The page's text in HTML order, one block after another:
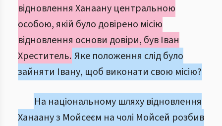
відновлення Ханаану центральною
особою, якій було довірено місію
відновлення основи довіри, був Іван
Хреститель. Яке положення слід було
зайняти Івану, щоб виконати свою місію?
На національному шляху відновлення
Ханаану з Мойсеєм на чолі Мойсей розбив